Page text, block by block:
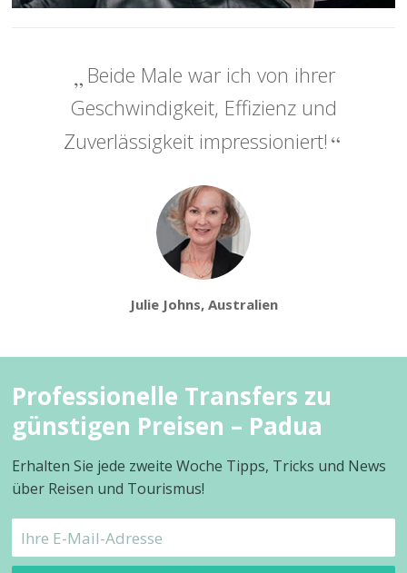
Beide Male war ich von ihrer
Geschwindigkeit, Effizienz und
Zuverlässigkeit impressioniert!
Julie Johns, Australien
Professionelle Transfers zu
günstigen Preisen – Padua
Erhalten Sie jede zweite Woche Tipps, Tricks und News
über Reisen und Tourismus!